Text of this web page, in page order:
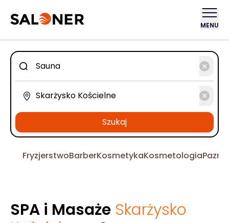
MENU
Szukaj
FryzjerstwoBarberKosmetykaKosmetologia
SPA i Masaże Skarżysko